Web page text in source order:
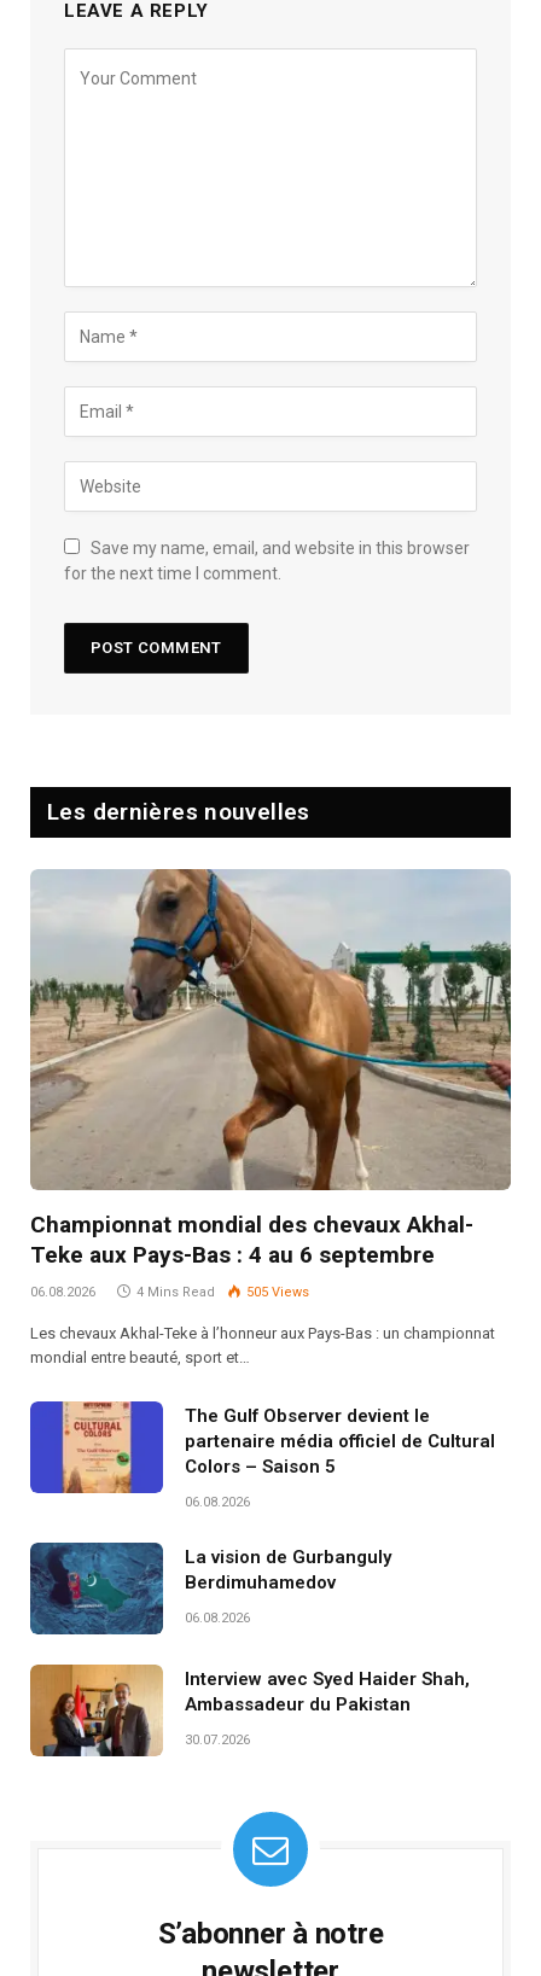
LEAVE A REPLY
Save my name, email, and website in this browser
for the next time I comment.
Les dernières nouvelles
Championnat mondial des chevaux Akhal-
Teke aux Pays-Bas : 4 au 6 septembre
06.08.2026 4 Mins Read 505 Views
Les chevaux Akhal-Teke à l’honneur aux Pays-Bas : un championnat
mondial entre beauté, sport et…
The Gulf Observer devient le
partenaire média officiel de Cultural
Colors – Saison 5
06.08.2026
La vision de Gurbanguly
Berdimuhamedov
06.08.2026
Interview avec Syed Haider Shah,
Ambassadeur du Pakistan
30.07.2026
S’abonner à notre